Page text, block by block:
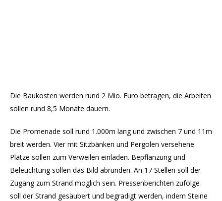
Die Baukosten werden rund 2 Mio. Euro betragen, die Arbeiten
sollen rund 8,5 Monate dauern.
Die Promenade soll rund 1.000m lang und zwischen 7 und 11m
breit werden. Vier mit Sitzbänken und Pergolen versehene
Plätze sollen zum Verweilen einladen. Bepflanzung und
Beleuchtung sollen das Bild abrunden. An 17 Stellen soll der
Zugang zum Strand möglich sein. Pressenberichten zufolge
soll der Strand gesäubert und begradigt werden, indem Steine